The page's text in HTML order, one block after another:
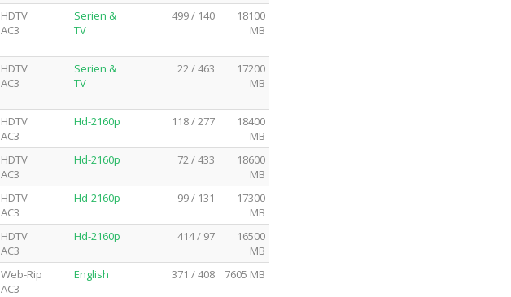
HDTV
AC3
Serien &
TV
499 / 140
18100
MB
HDTV
AC3
Serien &
TV
22 / 463
17200
MB
HDTV
AC3
Hd-2160p 118 / 277
18400
MB
HDTV
AC3
Hd-2160p 72 / 433
18600
MB
HDTV
AC3
Hd-2160p 99 / 131
17300
MB
HDTV
AC3
Hd-2160p 414 / 97
16500
MB
Web-Rip
AC3
English 371 / 408 7605 MB